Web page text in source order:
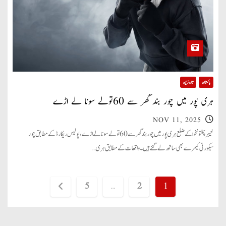
پاکستان تازہ ترین
ہری پور میں چور بند گھر سے 60تولے سونا لے اڑے
NOV 11, 2025
خیبرپختونخوا کے ضلع ہری پور میں چور بند گھر سے 60تولے سونا لے اڑے، پولیس ریکارڈ کے مطابق چور
سیکورٹی کیمرے بھی ساتھ لے گئے ہیں۔ واقعات کے مطابق ہری…
1
2
…
5